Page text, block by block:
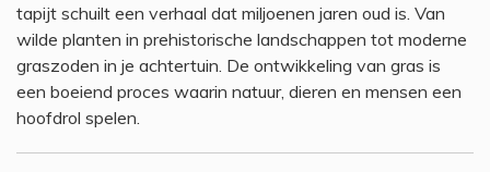
tapijt schuilt een verhaal dat miljoenen jaren oud is. Van
wilde planten in prehistorische landschappen tot moderne
graszoden in je achtertuin. De ontwikkeling van gras is
een boeiend proces waarin natuur, dieren en mensen een
hoofdrol spelen.